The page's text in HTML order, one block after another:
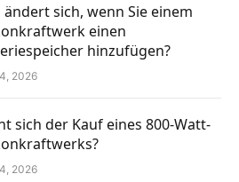
ändert sich, wenn Sie einem
einen
hinzufügen?
2026
sich der Kauf eines 800-Watt-
2026